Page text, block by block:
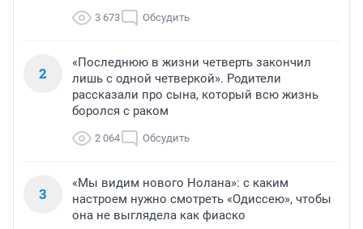
3 673 Обсудить
2
«Последнюю в жизни четверть закончил
лишь с одной четверкой». Родители
рассказали про сына, который всю жизнь
боролся с раком
2 064 Обсудить
3
«Мы видим нового Нолана»: с каким
настроем нужно смотреть «Одиссею», чтобы
она не выглядела как фиаско